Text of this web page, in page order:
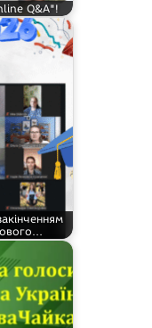
Q&A"!